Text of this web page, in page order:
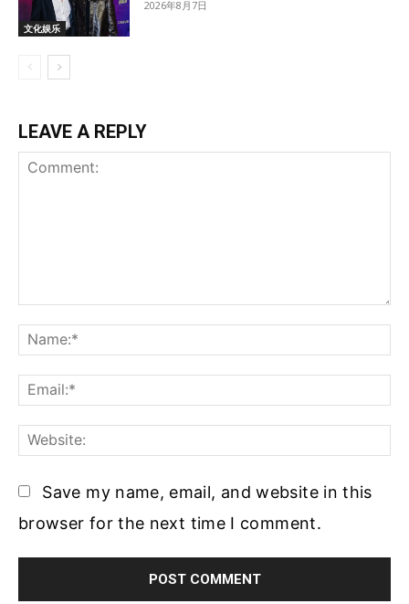
文化娱乐
2026年8月7日
LEAVE A REPLY
Save my name, email, and website in this
browser for the next time I comment.